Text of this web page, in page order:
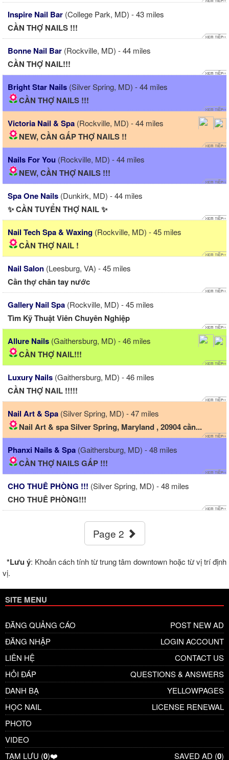
Inspire Nail Bar (College Park, MD) - 43 miles
CẦN THỢ NAILS !!!
Bonne Nail Bar (Rockville, MD) - 44 miles
CẦN THỢ NAIL!!!
Bright Star Nails (Silver Spring, MD) - 44 miles
CẦN THỢ NAILS !!!
Victoria Nail & Spa (Rockville, MD) - 44 miles
NEW, CẦN GẤP THỢ NAILS !!
Nails For You (Rockville, MD) - 44 miles
NEW, CẦN THỢ NAILS !!!
Spa One Nails (Dunkirk, MD) - 44 miles
✨ CẦN TUYỂN THỢ NAIL ✨
Nail Tech Spa & Waxing (Rockville, MD) - 45 miles
CẦN THỢ NAIL !
Nail Salon (Leesburg, VA) - 45 miles
Cần thợ chân tay nước
Gallery Nail Spa (Rockville, MD) - 45 miles
Tìm Kỹ Thuật Viên Chuyên Nghiệp
Allure Nails (Gaithersburg, MD) - 46 miles
CẦN THỢ NAIL!!!
Luxury Nails (Gaithersburg, MD) - 46 miles
CẦN THỢ NAIL !!!!!
Nail Art & Spa (Silver Spring, MD) - 47 miles
Nail Art & spa Silver Spring, Maryland , 20904 cần...
Phanxi Nails & Spa (Gaithersburg, MD) - 48 miles
CẦN THỢ NAILS GẤP !!!
CHO THUÊ PHÒNG !!! (Silver Spring, MD) - 48 miles
CHO THUÊ PHÒNG!!!
Page 2
*Lưu ý: Khoản cách tính từ trung tâm downtown hoặc từ vị trí định
vị.
SITE MENU
ĐĂNG QUẢNG CÁO
POST NEW AD
ĐĂNG NHẬP
LOGIN ACCOUNT
LIÊN HỆ
CONTACT US
HỎI ĐÁP
QUESTIONS & ANSWERS
DANH BẠ
YELLOWPAGES
HỌC NAIL
LICENSE RENEWAL
PHOTO
VIDEO
TẠM LƯU (0)❤️ SAVED AD (0)